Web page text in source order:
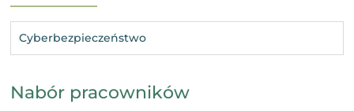
Cyberbezpieczeństwo
Nabór pracowników